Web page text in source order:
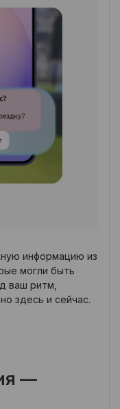
информацию из
могли быть
ваш ритм,
здесь и сейчас.
—